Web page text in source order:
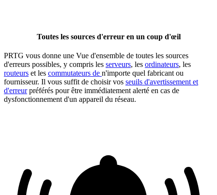
Toutes les sources d'erreur en un coup d'œil
PRTG vous donne une Vue d'ensemble de toutes les sources
d'erreurs possibles, y compris les serveurs, les ordinateurs, les
routeurs et les commutateurs de n'importe quel fabricant ou
fournisseur. Il vous suffit de choisir vos seuils d'avertissement et
d'erreurpréférés pour être immédiatement alerté en cas de
dysfonctionnement d'un appareil du réseau.